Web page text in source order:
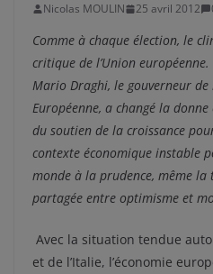
Nicolas MOULIN 25 avril 2012
Comme à chaque élection, le
critique de l’Union
Mario Draghi, le gouverneur de
Européenne, a changé la
du soutien de la croissance
contexte économique instable
monde à la prudence, même la
partagée entre optimisme et
Avec la situation tendue
et de l’Italie, l’économie